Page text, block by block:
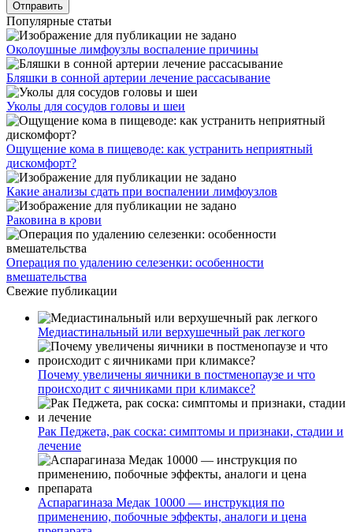
Популярные статьи
Околоушные лимфоузлы воспаление причины
Бляшки в сонной артерии лечение рассасывание
Уколы для сосудов головы и шеи
Ощущение кома в пищеводе: как устранить неприятный
дискомфорт?
Какие анализы сдать при воспалении лимфоузлов
Раковина в крови
Операция по удалению селезенки: особенности
вмешательства
Свежие публикации
Медиастинальный или верхушечный рак легкого
Почему увеличены яичники в постменопаузе и что
происходит с яичниками при климаксе?
Рак Педжета, рак соска: симптомы и признаки, стадии и
лечение
Аспарагиназа Медак 10000 — инструкция по
применению, побочные эффекты, аналоги и цена